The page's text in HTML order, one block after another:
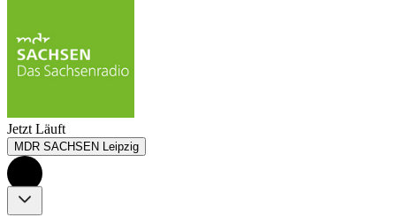
Jetzt Läuft
MDR SACHSEN Leipzig